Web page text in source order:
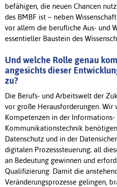
befähigen, die neuen Chancen
des BMBF ist – neben
vor allem die berufliche Aus- und
essentieller Baustein des
Und welche Rolle genau
angesichts dieser
zu?
Die Berufs- und Arbeitswelt der
vor große Herausforderungen. Wir
Kompetenzen in der Informations-
Kommunikationstechnik
Datenschutz und in der
digitalen Prozesssteuerung; all
an Bedeutung gewinnen und
Qualifizierung. Damit die
Veränderungsprozesse gelingen,